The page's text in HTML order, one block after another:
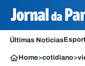
Últimas Notícias
Home>cotidiano>